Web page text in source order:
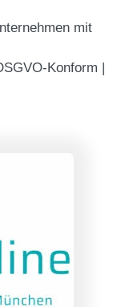
mit
Konform |